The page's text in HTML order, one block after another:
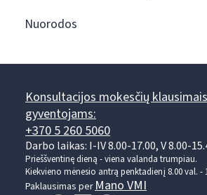
Nuorodos
Konsultacijos mokesčių
gyventojams:
+370 5 260 5060
Darbo laikas: I-IV 8.00-17.00, V 8.00-
Prieššventinę dieną - viena valanda trumpiau.
Kiekvieno mėnesio antrą penktadienį 8.00 val. -
Paklausimas perMano VMI